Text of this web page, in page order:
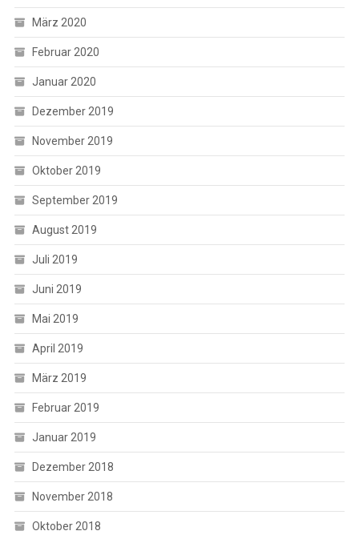
März 2020
Februar 2020
Januar 2020
Dezember 2019
November 2019
Oktober 2019
September 2019
August 2019
Juli 2019
Juni 2019
Mai 2019
April 2019
März 2019
Februar 2019
Januar 2019
Dezember 2018
November 2018
Oktober 2018